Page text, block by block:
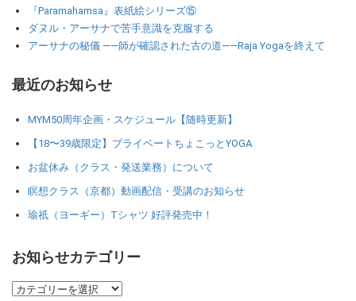
『Paramahamsa』表紙絵シリーズ⑮
ダヌル・アーサナで苦手意識を克服する
アーサナの秘儀 ――師が確認された古の道――Raja Yogaを終えて
最近のお知らせ
MYM50周年企画・スケジュール【随時更新】
【18〜39歳限定】プライベートちょこっとYOGA
お盆休み（クラス・発送業務）について
瞑想クラス（京都）動画配信・受講のお知らせ
瑜祇（ヨーギー）Tシャツ 好評発売中！
お知らせカテゴリー